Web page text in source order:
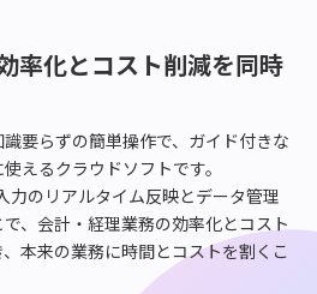
率化とコスト削減を同時
要らずの簡単操作で、ガイド付きな
えるクラウドソフトです。
力のリアルタイム反映とデータ管理
、会計・経理業務の効率化とコスト
本来の業務に時間とコストを割くこ